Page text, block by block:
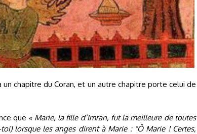
chapitre du Coran, et un autre chapitre porte celui de
que « Marie, la fille d’Imran, fut la meilleure de toutes
toi) lorsque les anges dirent à Marie : "Ô Marie ! Certes,